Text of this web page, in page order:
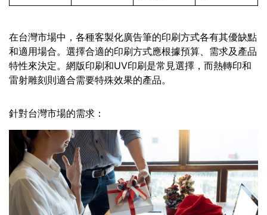
在台灣市場中，各種客製化廣告筆的印刷方式各有其優缺點
和適用場合。選擇合適的印刷方式應根據預算、需求及產品
特性來決定。網版印刷和UV印刷是常見選擇，而熱轉印和
雷射雕刻則適合需要特殊效果的產品。
針對台灣市場的需求：